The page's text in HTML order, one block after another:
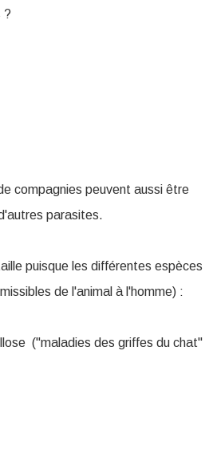
?
compagnies peuvent aussi être
parasites.
puisque les différentes espèces
de l'animal à l'homme) :
("maladies des griffes du chat"